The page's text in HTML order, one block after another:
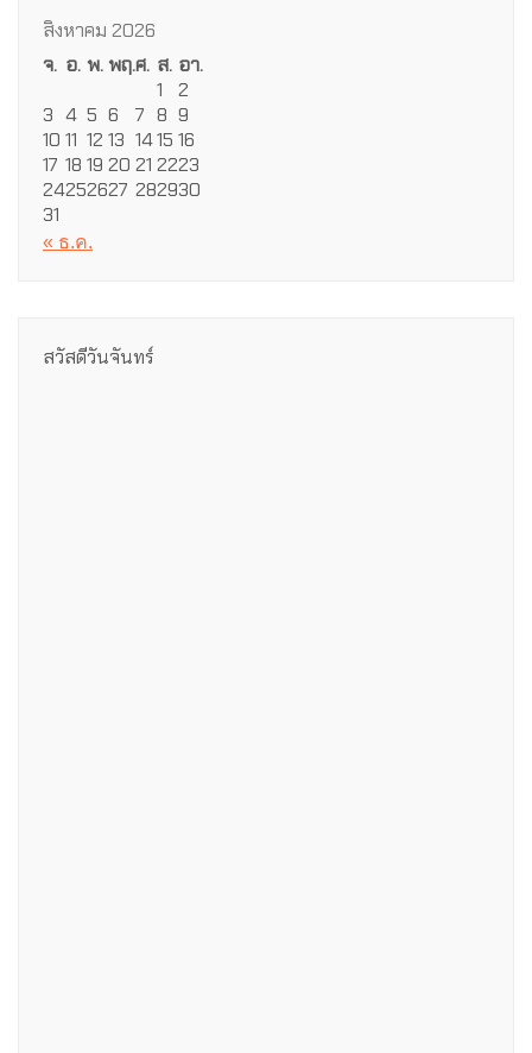
สิงหาคม 2026
จ. อ. พ.พฤ.ศ. ส. อา.
1
2
3 4 5 6 7 8 9
10 11 12 13 1415 16
17 18 19 20 21 2223
24252627 282930
31
« ธ.ค.
สวัสดีวันจันทร์